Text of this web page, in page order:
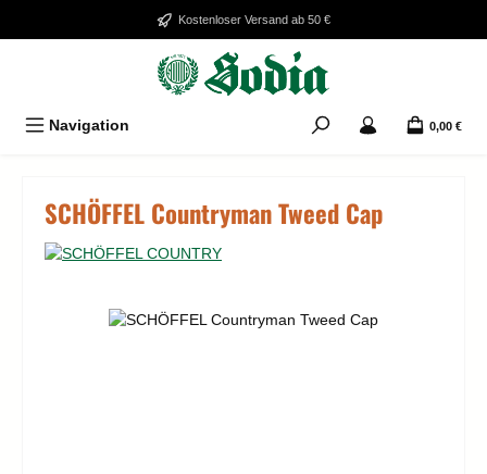
Zum Hauptinhalt springenKostenloser Versand ab 50 €
Navigation 0,00 €
SCHÖFFEL Countryman Tweed Cap
Bildergalerie überspringen